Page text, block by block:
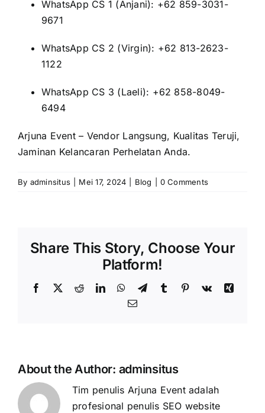
WhatsApp CS 1 (Anjani): +62 859-3031-
9671
WhatsApp CS 2 (Virgin): +62 813-2623-
1122
WhatsApp CS 3 (Laeli): +62 858-8049-
6494
Arjuna Event – Vendor Langsung, Kualitas Teruji,
Jaminan Kelancaran Perhelatan Anda.
By adminsitus Mei 17, 2024 Blog 0 Comments
Share This Story, Choose Your
Platform!
Facebook
X RedditLinkedInWhatsApp
TelegramTumblr Pinterest
Vk
Xing
Email
About the Author: adminsitus
Tim penulis Arjuna Event adalah
profesional penulis SEO website